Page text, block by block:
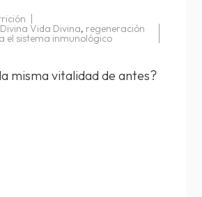
Vida Divina, regeneración
el sistema inmunológico
misma vitalidad de antes?